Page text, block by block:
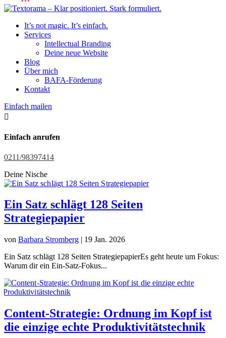
It’s not magic. It’s einfach.
Services
Intellectual Branding
Deine neue Website
Blog
Über mich
BAFA-Förderung
Kontakt
Einfach mailen

Einfach anrufen
0211/98397414
Deine Nische
Ein Satz schlägt 128 Seiten
Strategiepapier
von Barbara Stromberg | 19 Jan. 2026
Ein Satz schlägt 128 Seiten StrategiepapierEs geht heute um Fokus:
Warum dir ein Ein-Satz-Fokus...
Content-Strategie: Ordnung im Kopf ist
die einzige echte Produktivitätstechnik